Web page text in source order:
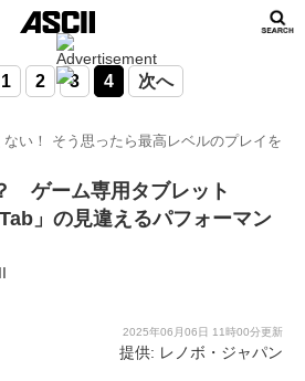
1 2 3 4 次へ
い！ そう思ったら最高レベルのプレイを
ゲーム専用タブレット
」の見違えるパフォーマン
2025年06月06日 11時00分更新
提供: レノボ・ジャパン